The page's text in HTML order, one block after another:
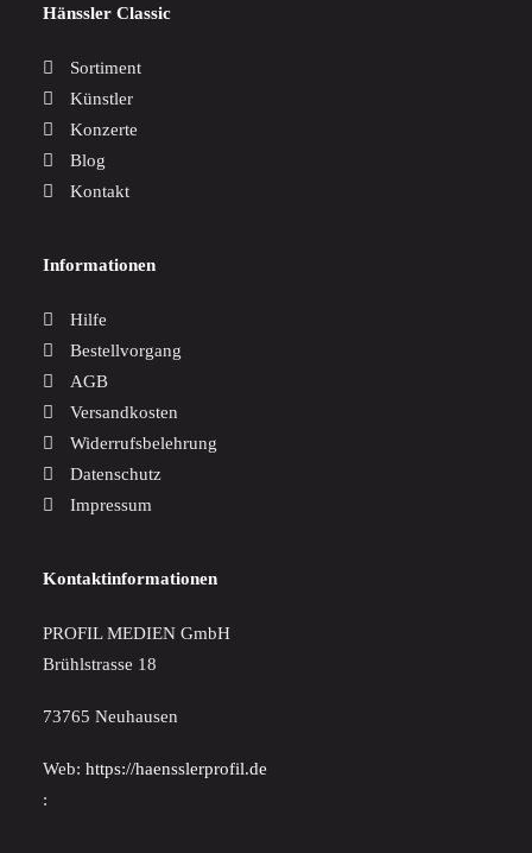
Hänssler Classic
Sortiment
Künstler
Konzerte
Blog
Kontakt
Informationen
Hilfe
Bestellvorgang
AGB
Versandkosten
Widerrufsbelehrung
Datenschutz
Impressum
Kontaktinformationen
PROFIL MEDIEN GmbH
Brühlstrasse 18
73765 Neuhausen
Web: https://haensslerprofil.de
: